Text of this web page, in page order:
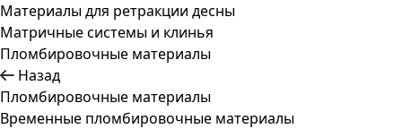
Материалы для ретракции десны
Матричные системы и клинья
Пломбировочные материалы
Назад
Пломбировочные материалы
Временные пломбировочные материалы